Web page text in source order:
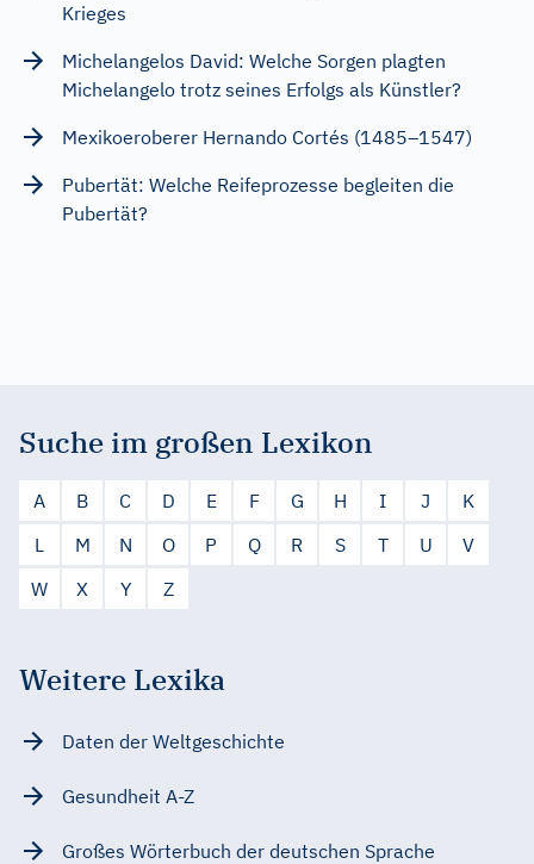
Krieges
Michelangelos David: Welche Sorgen plagten
Michelangelo trotz seines Erfolgs als Künstler?
Mexikoeroberer Hernando Cortés (1485–1547)
Pubertät: Welche Reifeprozesse begleiten die
Pubertät?
Suche im großen Lexikon
A B C D E F G H I J
K
L
M N O P Q R S T U
V
W
X Y Z
Weitere Lexika
Daten der Weltgeschichte
Gesundheit A-Z
Großes Wörterbuch der deutschen Sprache